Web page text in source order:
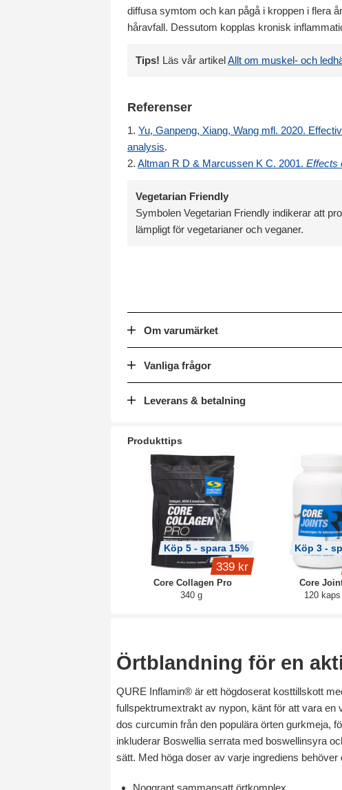
diffusa symtom och kan pågå i kroppen i flera
håravfall. Dessutom kopplas kronisk
Tips! Läs vår artikelAllt om muskel- och
Referenser
1. Yu, Ganpeng, Xiang, Wang mfl. 2020.
analysis.
2. Altman R D & Marcussen K C. 2001. Effects
Vegetarian Friendly
Symbolen Vegetarian Friendly indikerar att
lämpligt för vegetarianer och veganer.
Om varumärket
Vanliga frågor
Leverans & betalning
Produkttips
Core Collagen Pro
340 g
Köp 5 - spara 15%
339 kr
Core
120 kaps
Köp 3 -
Örtblandning för en
QURE Inflamin® är ett högdoserat kosttillskott
fullspektrumextrakt av nypon, känt för att vara
dos curcumin från den populära örten gurkmeja,
inkluderar Boswellia serrata med boswellinsyra
sätt. Med höga doser av varje ingrediens
Noggrant sammansatt örtkomplex